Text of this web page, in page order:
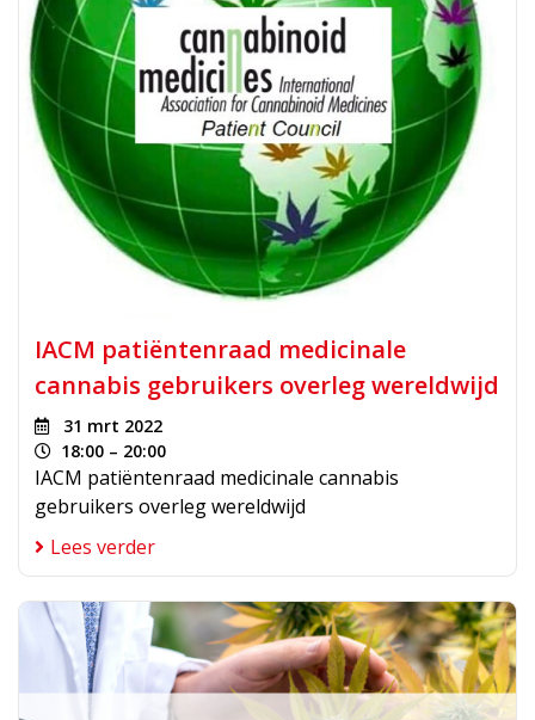
IACM patiëntenraad medicinale
cannabis gebruikers overleg wereldwijd
31 mrt 2022
18:00 – 20:00
IACM patiëntenraad medicinale cannabis
gebruikers overleg wereldwijd
Lees verder